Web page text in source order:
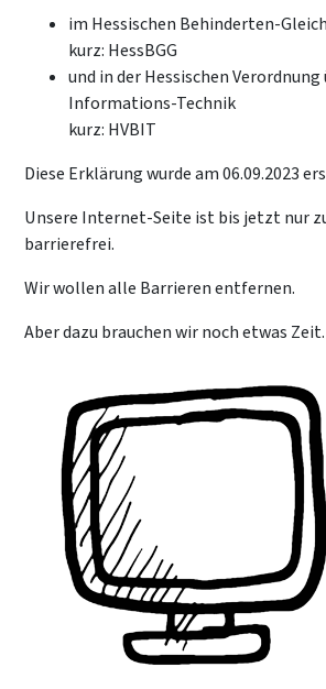
im Hessischen Behinderten-
kurz: HessBGG
und in der Hessischen
Informations-Technik
kurz: HVBIT
Diese Erklärung wurde am 06.09.2023
Unsere Internet-Seite ist bis jetzt nur
barrierefrei.
Wir wollen alle Barrieren entfernen.
Aber dazu brauchen wir noch etwas Zeit.